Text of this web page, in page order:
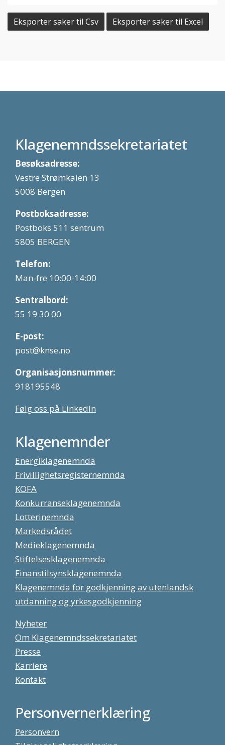
Eksporter saker til Csv Eksporter saker til Excel
Klagenemndssekretariatet
Besøksadresse:
Vestre Strømkaien 13
5008 Bergen
Postboksadresse:
Postboks 511 sentrum
5805 BERGEN
Telefon:
Man-fre 10:00-14:00
Sentralbord:
55 19 30 00
E-post:
post@knse.no
Organisasjonsnummer:
918195548
Følg oss på LinkedIn
Klagenemnder
Energiklagenemnda
Frivillighetsregisternemnda
KOFA
Konkurranseklagenemnda
Lotterinemnda
Markedsrådet
Medieklagenemnda
Stiftelsesklagenemnda
Finanstilsynsklagenemnda
Klagenemnda for godkjenning av utenlandsk
utdanning og yrkesgodkjenning
Nyheter
Om Klagenemndssekretariatet
Presse
Karriere
Kontakt
Personvernerklæring
Personvern